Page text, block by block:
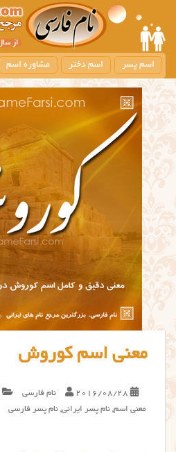
m
i
c
n
t
اسم پسر اسم دختر مشاوره اسم
معنی اسم کوروش
2016/08/28 نام فارسی
معنی اسم, نام پسر ایرانی, نام پسر فارسی